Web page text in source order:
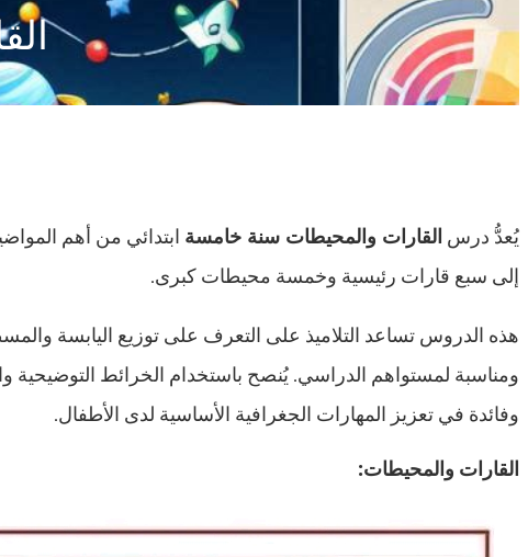
يُعدُّ درس القارات والمحيطات سنة خامسة ابتدائي من أهم
إلى سبع قارات رئيسية وخمسة محيطات كبرى.
هذه الدروس تساعد التلاميذ على التعرف على توزيع اليابسة
ومناسبة لمستواهم الدراسي. يُنصح باستخدام الخرائط
وفائدة في تعزيز المهارات الجغرافية الأساسية لدى الأطفال.
القارات والمحيطات: